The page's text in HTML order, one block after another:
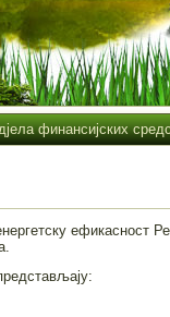
финансијских
ефикасност